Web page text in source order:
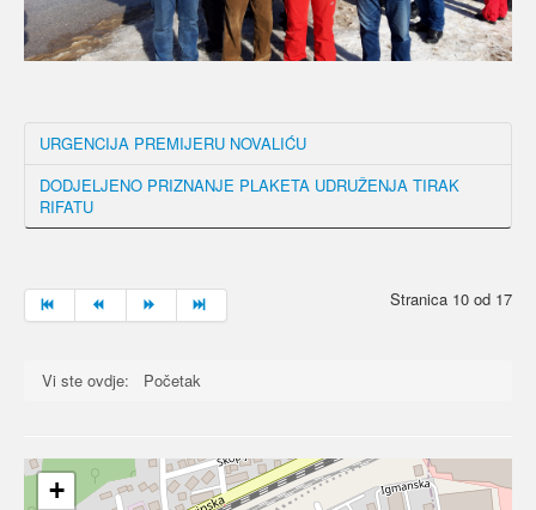
URGENCIJA PREMIJERU NOVALIĆU
DODJELJENO PRIZNANJE PLAKETA UDRUŽENJA TIRAK
RIFATU
Stranica 10 od 17
Vi ste ovdje: Početak
+